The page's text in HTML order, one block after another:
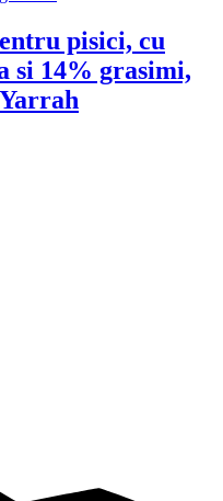
pisici, cu
si 14% grasimi,